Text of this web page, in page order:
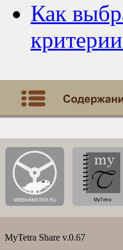
Как
MyTetra Share v.0.67